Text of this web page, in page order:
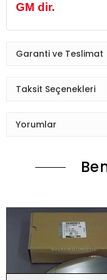
GM dir.
Garanti ve Teslimat
Taksit Seçenekleri
Yorumlar